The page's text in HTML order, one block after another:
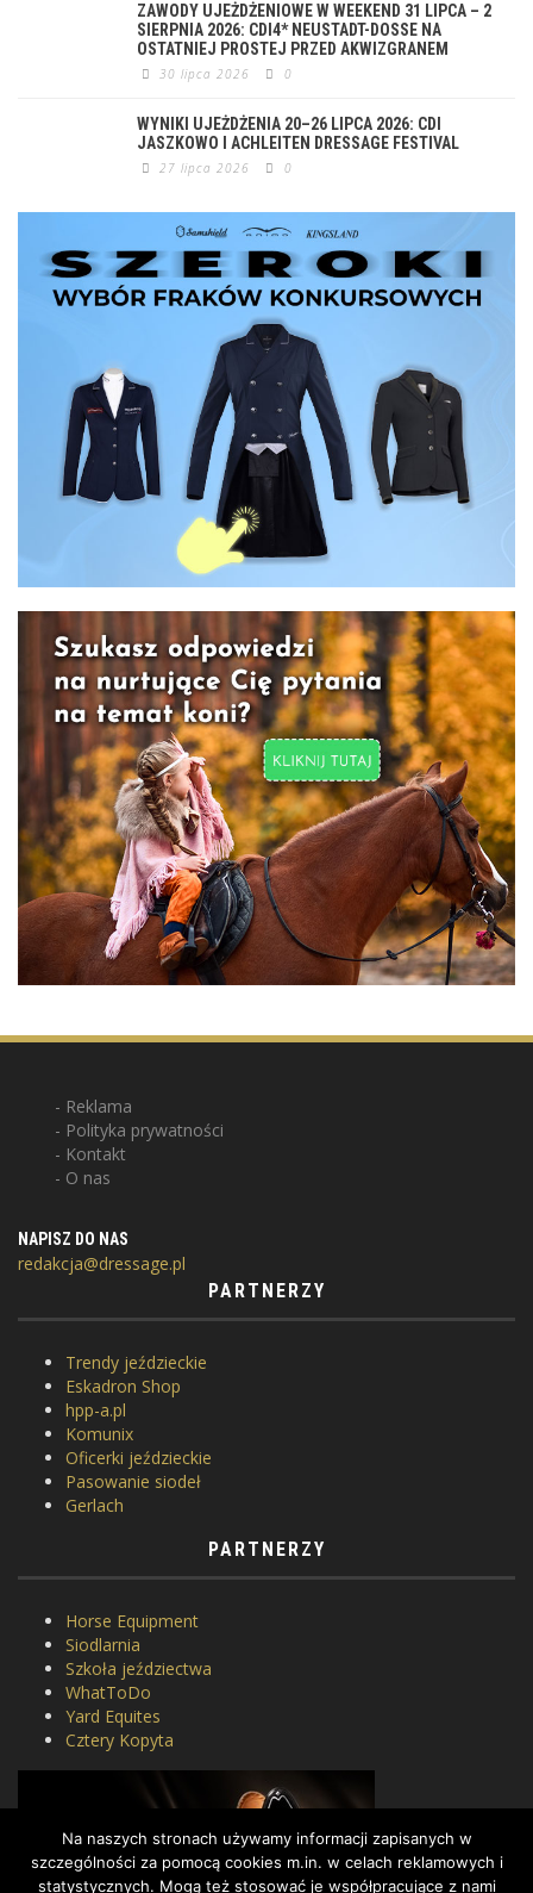
ZAWODY UJEŻDŻENIOWE W WEEKEND 31 LIPCA – 2
SIERPNIA 2026: CDI4* NEUSTADT-DOSSE NA
OSTATNIEJ PROSTEJ PRZED AKWIZGRANEM
30 lipca 2026 0
WYNIKI UJEŻDŻENIA 20–26 LIPCA 2026: CDI
JASZKOWO I ACHLEITEN DRESSAGE FESTIVAL
27 lipca 2026 0
Reklama
Polityka prywatności
Kontakt
O nas
NAPISZ DO NAS
redakcja@dressage.pl
PARTNERZY
Trendy jeździeckie
Eskadron Shop
hpp-a.pl
Komunix
Oficerki jeździeckie
Pasowanie siodeł
Gerlach
PARTNERZY
Horse Equipment
Siodlarnia
Szkoła jeździectwa
WhatToDo
Yard Equites
Cztery Kopyta
Na naszych stronach używamy informacji zapisanych w
szczególności za pomocą cookies m.in. w celach reklamowych i
statystycznych. Mogą też stosować je współpracujące z nami